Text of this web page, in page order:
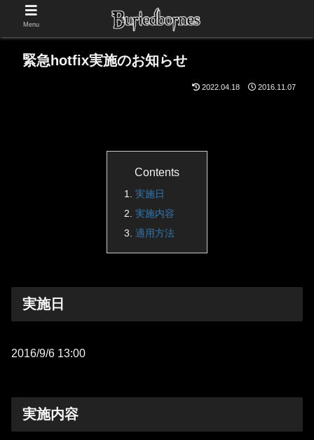
緊急hotfix実施のお知らせ
2022.04.18 2016.11.07
Contents
実施日
実施内容
適用方法
実施日
2016/9/6 13:00
実施内容
Menu